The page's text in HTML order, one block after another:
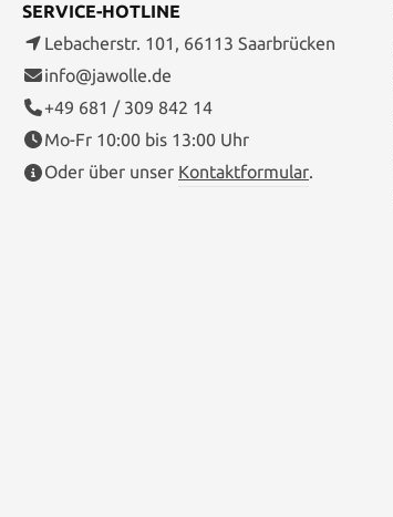
SERVICE-HOTLINE
Lebacherstr. 101, 66113 Saarbrücken
info@jawolle.de
+49 681 / 309 842 14
Mo-Fr 10:00 bis 13:00 Uhr
Oder über unser Kontaktformular.